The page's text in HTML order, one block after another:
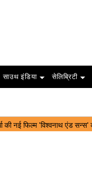
साउथ इंडिया सेलिब्रिटी